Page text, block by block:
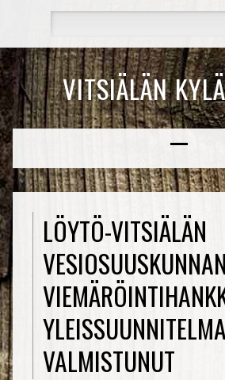
VITSIÄLÄN
LÖYTÖ-VITSIÄLÄN
VESIOSUUSKUNNAN
VALMISTUNUT